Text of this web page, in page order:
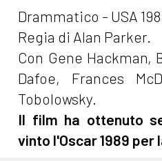
Drammatico - USA
Regia di Alan Parker.
Con Gene Hackman,
Dafoe, Frances
Tobolowsky.
Il film ha ottenuto
vinto l'Oscar 1989